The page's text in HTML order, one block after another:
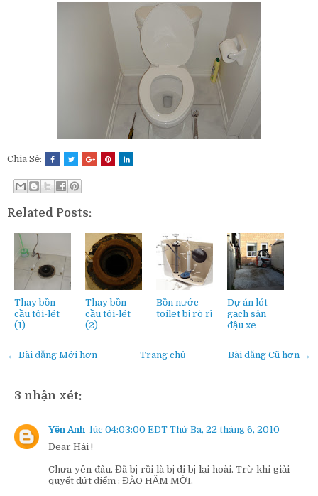
Chia Sẻ:
Related Posts:
Thay bồn
cầu tôi-lét
(1)
Thay bồn
cầu tôi-lét
(2)
Bồn nước
toilet bị rò rỉ
Dự án lót
gạch sân
đậu xe
← Bài đăng Mới hơn Bài đăng Cũ hơn →
Trang chủ
3 nhận xét:
Yến Anh lúc 04:03:00 EDT Thứ Ba, 22 tháng 6, 2010
Dear Hải !
Chưa yên đâu. Đã bị rồi là bị đi bị lại hoài. Trừ khi giải
quyết dứt điểm : ĐÀO HẦM MỚI.